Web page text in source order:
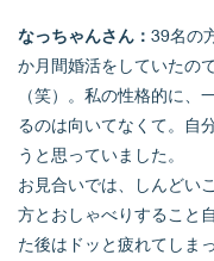
なっちゃんさん： 39名の
か月間婚活をしていたの
（笑）。私の性格的に、
るのは向いてなくて。自
うと思っていました。
お見合いでは、しんどい
方とおしゃべりすること
た後はドッと疲れてしま